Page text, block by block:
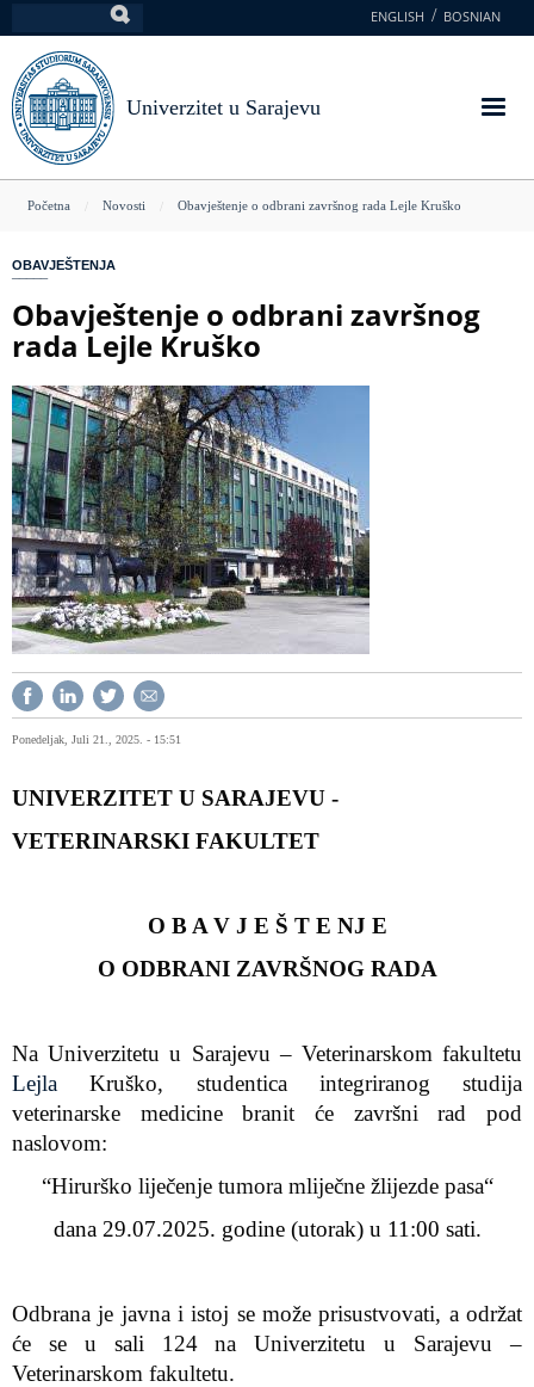
na
glavni
sadržaj
ENGLISH BOSNIAN
Univerzitet u Sarajevu
You
here
Početna Novosti Obavještenje o odbrani završnog rada Lejle Kruško
OBAVJEŠTENJA
Obavještenje o odbrani završnog
rada Lejle Kruško
Ponedeljak, Juli 21., 2025. - 15:51
UNIVERZITET U SARAJEVU -
VETERINARSKI FAKULTET
O B A V J E Š T E NJ E
O ODBRANI ZAVRŠNOG RADA
Na Univerzitetu u Sarajevu – Veterinarskom fakultetu
LejlaKruško, studentica integriranog studija
veterinarske medicinebranit će završni rad pod
naslovom:
“Hirurško liječenje tumora mliječne žlijezde pasa“
dana 29.07.2025. godine (utorak) u 11:00 sati.
Odbrana je javna i istoj se može prisustvovati, a održat
će se u sali 124na Univerzitetu u Sarajevu –
Veterinarskom fakultetu.